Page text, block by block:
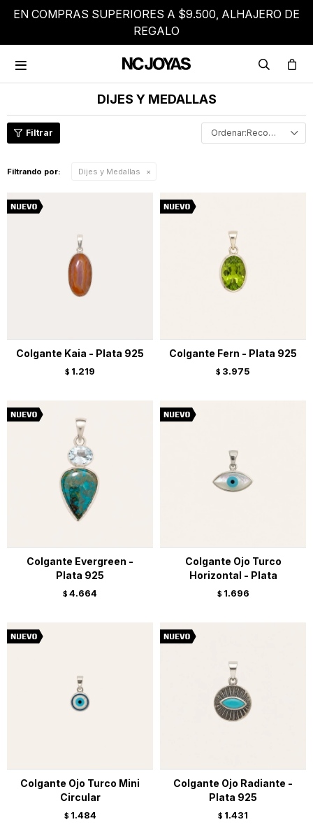
EN COMPRAS SUPERIORES A $9.500, ALHAJERO DE
REGALO

DIJES Y MEDALLAS
Recomendados
Filtrando por: Dijes y Medallas
Colgante Kaia - Plata 925
$ 1.219
Colgante Fern - Plata 925
$ 3.975
Colgante Evergreen -
Plata 925
$ 4.664
Colgante Ojo Turco
Horizontal - Plata
$ 1.696
Colgante Ojo Turco Mini
Circular
$ 1.484
Colgante Ojo Radiante -
Plata 925
$ 1.431